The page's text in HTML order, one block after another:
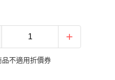
不適用折價券